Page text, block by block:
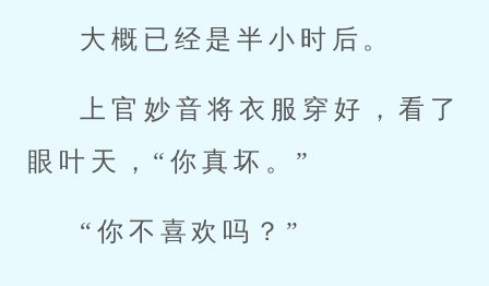
大概已经是半小时后。
上官妙音将衣服穿好，看了
眼叶天，“你真坏。”
“你不喜欢吗？”